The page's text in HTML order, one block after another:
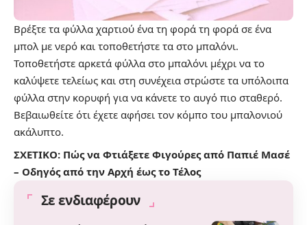
Βρέξτε τα φύλλα χαρτιού ένα τη φορά τη φορά σε ένα
μπολ με νερό και τοποθετήστε τα στο μπαλόνι.
Τοποθετήστε αρκετά φύλλα στο μπαλόνι μέχρι να το
καλύψετε τελείως και στη συνέχεια στρώστε τα υπόλοιπα
φύλλα στην κορυφή για να κάνετε το αυγό πιο σταθερό.
Βεβαιωθείτε ότι έχετε αφήσει τον κόμπο του μπαλονιού
ακάλυπτο.
ΣΧΕΤΙΚΟ: Πώς να Φτιάξετε Φιγούρες από Παπιέ Μασέ
– Οδηγός από την Αρχή έως το Τέλος
Σε ενδιαφέρουν